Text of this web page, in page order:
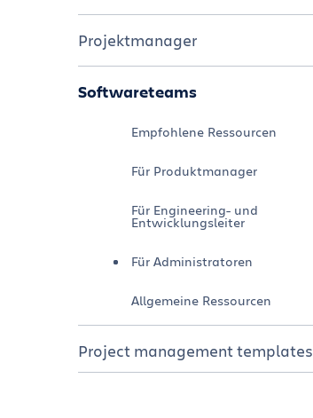
Projektmanager
Softwareteams
Empfohlene Ressourcen
Für Produktmanager
Für Engineering- und
Entwicklungsleiter
Für Administratoren
Allgemeine Ressourcen
Project management templates